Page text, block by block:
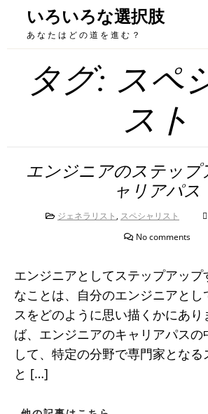
content
いろいろな選択肢
あなたはどの道を進む？
タグ: スペ
スト
エンジニアのステップ
ャリアパス
ジェネラリスト, スペシャリスト
No comments
エンジニアとしてステップアッ
なことは、自分のエンジニアと
スをどのように思い描くかにあり
ば、エンジニアのキャリアパスの
して、特定の分野で専門家となる
と […]